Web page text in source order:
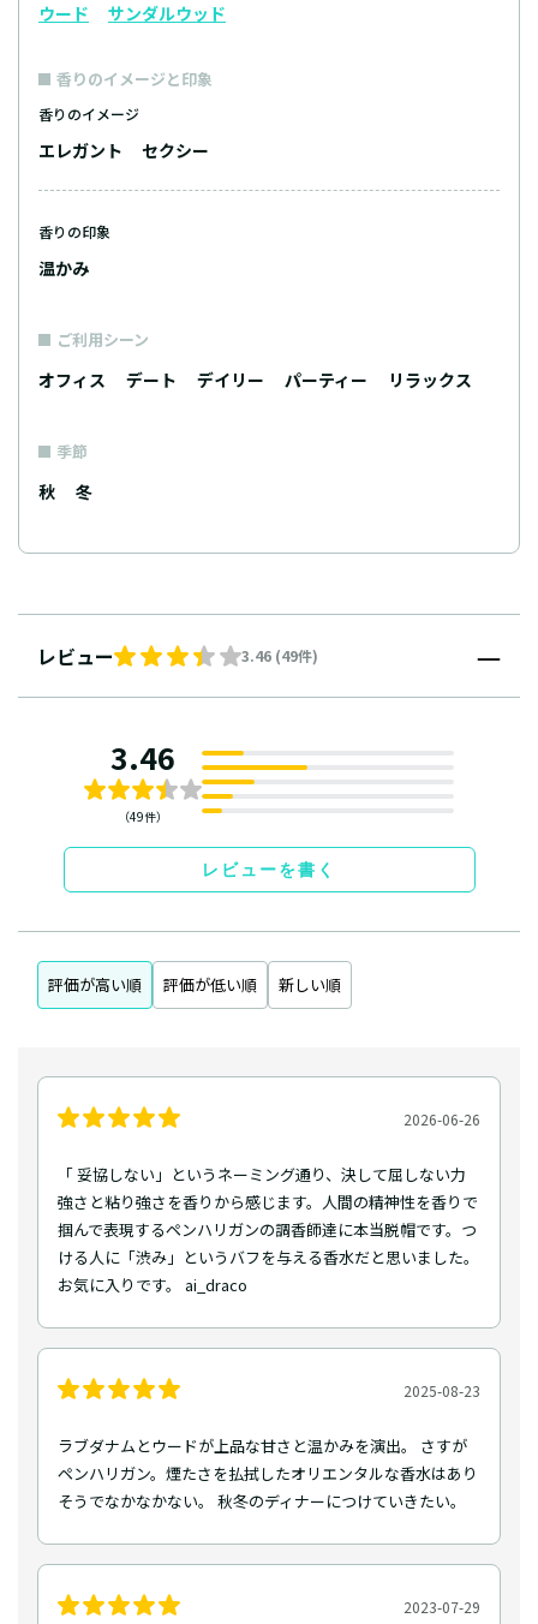
ウード サンダルウッド
香りのイメージと印象
香りのイメージ
エレガント セクシー
香りの印象
温かみ
ご利用シーン
オフィス デート デイリー パーティー リラックス
季節
秋 冬
レビュー 3.46 (49件)
3.46
（49件）
レビューを書く
評価が高い順 評価が低い順 新しい順
2026-06-26
「 妥協しない」というネーミング通り、決して屈しない力
強さと粘り強さを香りから感じます。人間の精神性を香りで
掴んで表現するペンハリガンの調香師達に本当脱帽です。つ
ける人に「渋み」というバフを与える香水だと思いました。
お気に入りです。 ai_draco
2025-08-23
ラブダナムとウードが上品な甘さと温かみを演出。 さすが
ペンハリガン。煙たさを払拭したオリエンタルな香水はあり
そうでなかなかない。 秋冬のディナーにつけていきたい。
2023-07-29